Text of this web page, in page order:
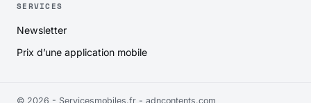
SERVICES
Newsletter
Prix d’une application mobile
© 2026 - Servicesmobiles.fr - adncontents.com